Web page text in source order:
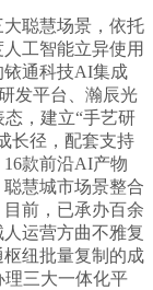
聪慧场景，依托
工智能立异使用
铱通科技AI集成
发平台、瀚辰光
，建立“手艺研
长径，配套支持
款前沿AI产物
慧城市场景整合
前，已承办百余
运营方曲不雅复
纽批量复制的成
三大一体化平